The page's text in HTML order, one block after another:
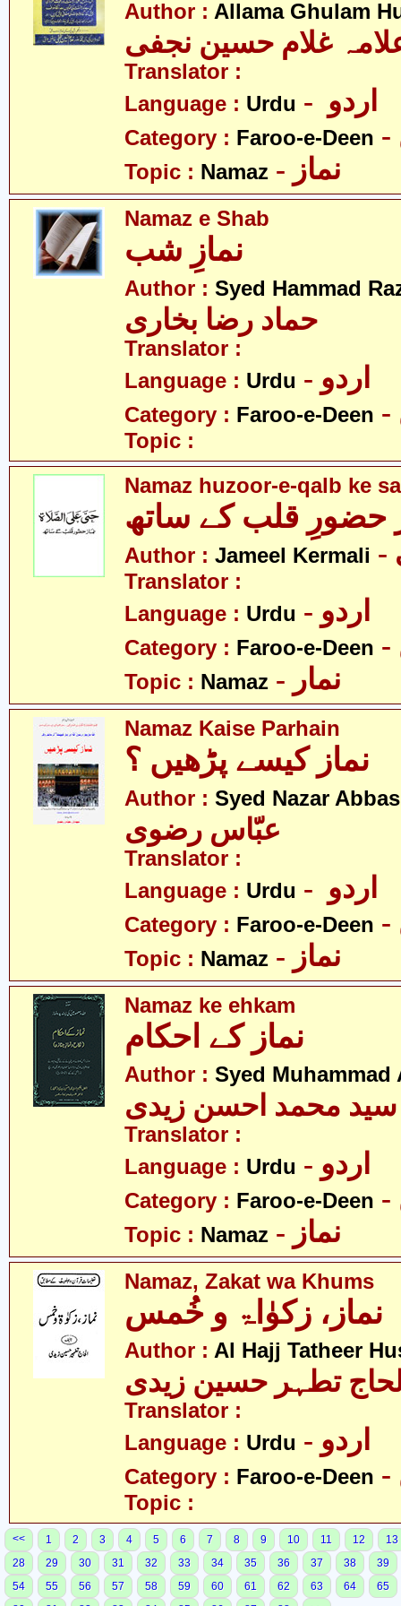
Author : Allama Ghulam
غلام حسین نجفی
Translator :
Language : Urdu
Category : Faroo-e-Deen
Topic : Namaz
Namaz e Shab
نمازِ شب
Author : Syed Hammad
حماد رضا بخاری
Translator :
Language : Urdu - اردو
Category : Faroo-e-Deen
Topic :
Namaz huzoor-e-qalb ke
حضورِ قلب کے ساتھ
Author : Jameel Kermali
Translator :
Language : Urdu - اردو
Category : Faroo-e-Deen
Topic : Namaz - نمار
Namaz Kaise Parhain
نماز کیسے پڑھیں ؟
Author : Syed Nazar
عبّاس رضوی
Translator :
Language : Urdu
Category : Faroo-e-Deen
Topic : Namaz - نماز
Namaz ke ehkam
نماز کے احکام
Author : Syed Muhammad
سید محمد احسن زیدی
Translator :
Language : Urdu - اردو
Category : Faroo-e-Deen
Topic : Namaz - نماز
Namaz, Zakat wa Khums
نماز، زکوٰاۃ و خُمس
Author : Al Hajj Tatheer
تطہر حسین زیدی
Translator :
Language : Urdu - اردو
Category : Faroo-e-Deen
Topic :
<< 1 2 3 4 5 6 7 8 9 10 11 12
13
28
29 30 31 32 33 34 35 36 37 38
39
54
55 56 57 58 59 60 61 62 63 64
65